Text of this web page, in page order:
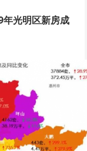
年光明区新房成